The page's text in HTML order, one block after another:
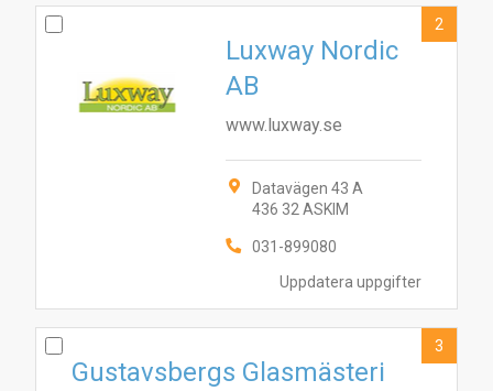
Uppdatera uppgifter
Luxway Nordic
AB
www.luxway.se
Datavägen 43 A
436 32 ASKIM
031-899080
2
Gustavsbergs Glasmästeri
3